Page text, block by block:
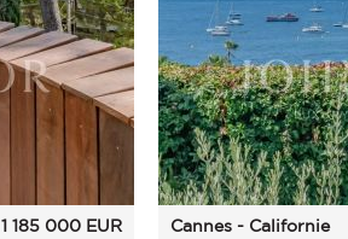
1 185 000 EUR
Cannes - Californie